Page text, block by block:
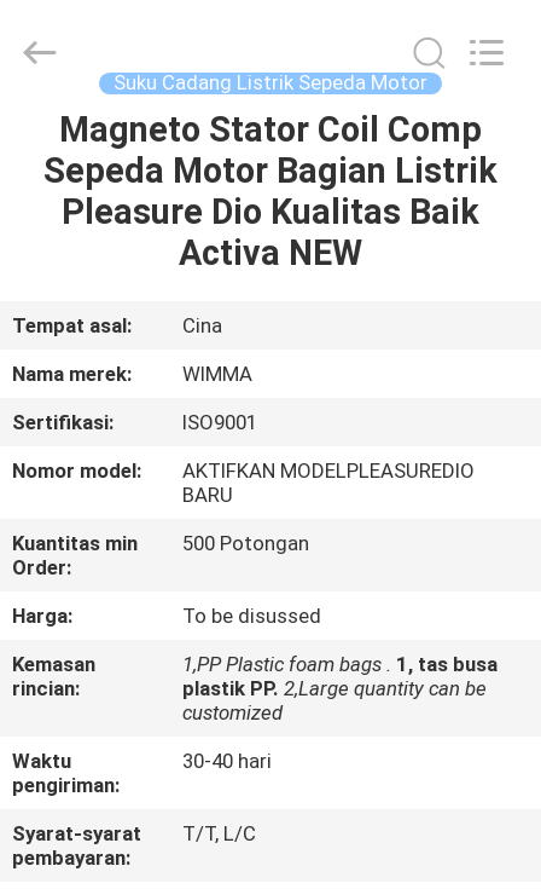
RUMAH
PRODUK
TENTANG
TUR
KONTROL
KUALITAS
MINTA
KUTIPAN
Spare
Parts
Suku Cadang Listrik Sepeda Motor
Magneto Stator Coil Comp
Sepeda Motor Bagian Listrik
Pleasure Dio Kualitas Baik
Activa NEW
Tempat asal:
Cina
Nama merek:
WIMMA
Sertifikasi:
ISO9001
Nomor model:
AKTIFKAN MODELPLEASUREDIO
BARU
Kuantitas min
Order:
500 Potongan
Harga:
To be disussed
Kemasan
rincian:
1,PP Plastic foam bags . 1, tas busa
plastik PP. 2,Large quantity can be
customized
Waktu
pengiriman:
30-40 hari
Syarat-syarat
pembayaran:
T/T, L/C